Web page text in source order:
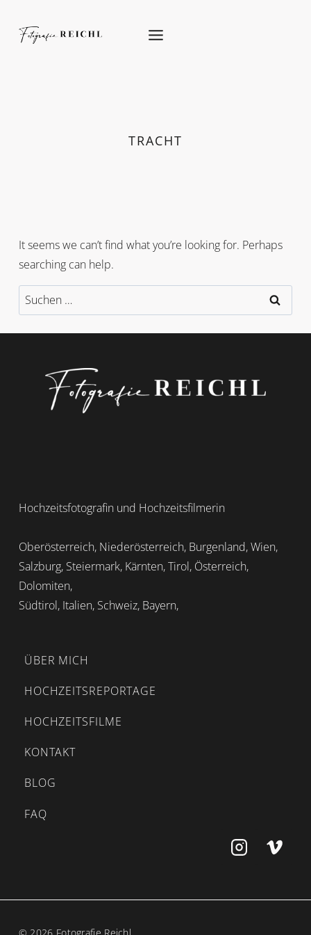
content
TRACHT
It seems we can’t find what you’re looking for. Perhaps
searching can help.
Suchen
nach:
Hochzeitsfotografin und Hochzeitsfilmerin
Oberösterreich, Niederösterreich, Burgenland, Wien,
Salzburg, Steiermark, Kärnten, Tirol, Österreich,
Dolomiten,
Südtirol, Italien, Schweiz, Bayern,
ÜBER MICH
HOCHZEITSREPORTAGE
HOCHZEITSFILME
KONTAKT
BLOG
FAQ